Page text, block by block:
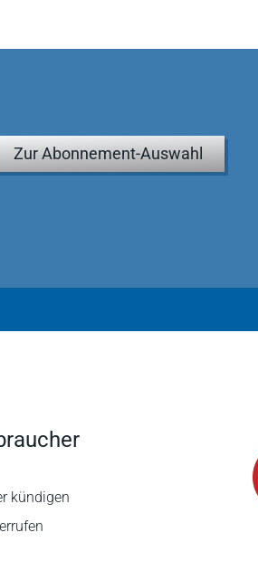
Zur Abonnement-Auswahl
kündigen